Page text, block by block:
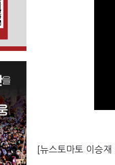
[뉴스토마토 이승재